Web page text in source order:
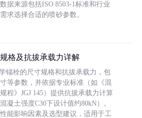
据来源包括ISO 8503-1标准和行业
求选择合适的喷砂参数。
格及抗拔承载力详解
锚栓的尺寸规格和抗拔承载力，包
等参数，并依据专业标准（如《混
程》JGJ 145）提供抗拔承载力计算
凝土强度C30下设计值约80kN）。
能影响因素及选型建议，适用于工